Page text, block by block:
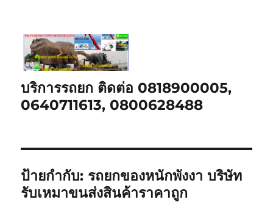
บริการรถยก ติดต่อ 0818900005,
0640711613, 0800628488
ป้ายกำกับ: รถยกของหนักพังงา บริษัท
รับเหมาขนส่งสินค้าราคาถูก